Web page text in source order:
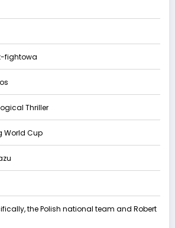
fightowa
Thriller
World Cup
the Polish national team and Robert